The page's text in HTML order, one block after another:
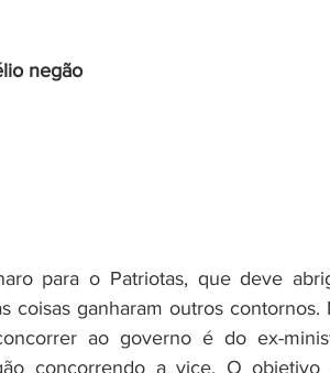
negão
para o Patriotas, que deve
coisas ganharam outros contornos.
ao governo é do ex-
concorrendo a vice. O objetivo